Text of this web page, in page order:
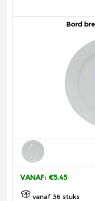
Bord
VANAF: €5.45
vanaf 36 stuks